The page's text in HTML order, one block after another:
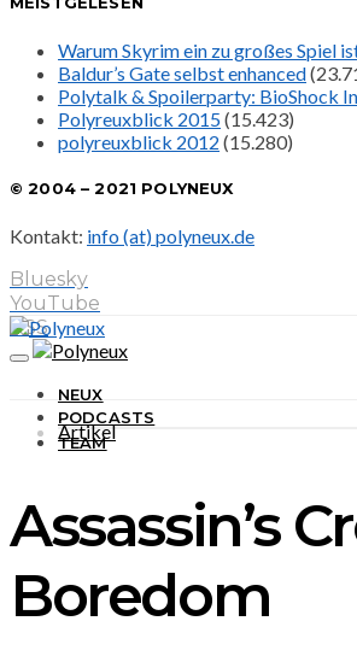
Warum Skyrim ein zu großes Spiel
Baldur’s Gate selbst enhanced
Polytalk & Spoilerparty: BioShock
Polyreuxblick 2015(15.423)
polyreuxblick 2012 (15.280)
© 2004 – 2021 POLYNEUX
Kontakt: info (at) polyneux.de
Bluesky
YouTube
RSS
NEUX
PODCASTS
TEAM
Artikel
Assassin’s
Boredom